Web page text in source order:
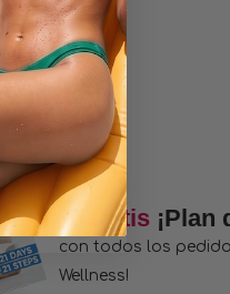
+ Gratis ¡Plan
con todos los
Wellness!